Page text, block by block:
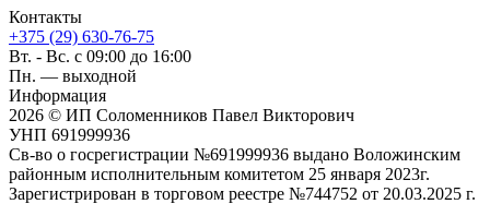
Контакты
+375 (29) 630-76-75
Вт. - Вс. с 09:00 до 16:00
Пн. — выходной
Информация
2026 © ИП Соломенников Павел Викторович
УНП 691999936
Св-во о госрегистрации №691999936 выдано Воложинским
районным исполнительным комитетом 25 января 2023г.
Зарегистрирован в торговом реестре №744752 от 20.03.2025 г.